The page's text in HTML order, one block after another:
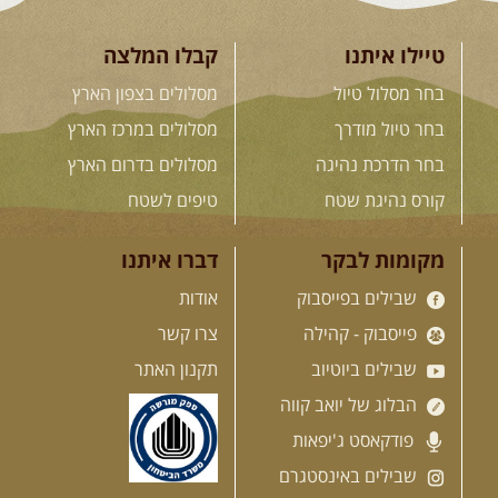
הקווקז הגבוה מחכה לכם: נתיבי שטח
מרהיבים, פסגות מושלגות, אירוח ...
[המשך]
23-29.09.2026 - סוכות – טיול
פתוח
בין רכס הקווקז הנמוך לגבוה, בין נהרות
שוצפים למעברי הרים ...[המשך]
הדרכות נהיגה
21.08.2026 שישי- קורס נהיגת
טיילו איתנו
בחר מסלול טיול
בחר טיול מודרך
בחר הדרכת נהיגה
קורס נהיגת שטח
קבלו המלצה
מסלולים בצפון הארץ
מסלולים במרכז הארץ
מסלולים בדרום הארץ
טיפים לשטח
מקומות לבקר
שבילים בפייסבוק
פייסבוק - קהילה
שבילים ביוטיוב
הבלוג של יואב קווה
פודקאסט ג'יפאות
שבילים באינסטגרם
דברו איתנו
אודות
צרו קשר
תקנון האתר